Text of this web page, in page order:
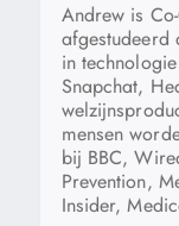
Andrew is
afgestudeerd
in
Snapchat,
mensen
bij BBC,
Prevention,
Insider,